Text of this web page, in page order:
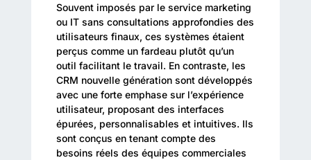
Souvent imposés par le service marketing
ou IT sans consultations approfondies des
utilisateurs finaux, ces systèmes étaient
perçus comme un fardeau plutôt qu’un
outil facilitant le travail. En contraste, les
CRM nouvelle génération sont développés
avec une forte emphase sur l’expérience
utilisateur, proposant des interfaces
épurées, personnalisables et intuitives. Ils
sont conçus en tenant compte des
besoins réels des équipes commerciales